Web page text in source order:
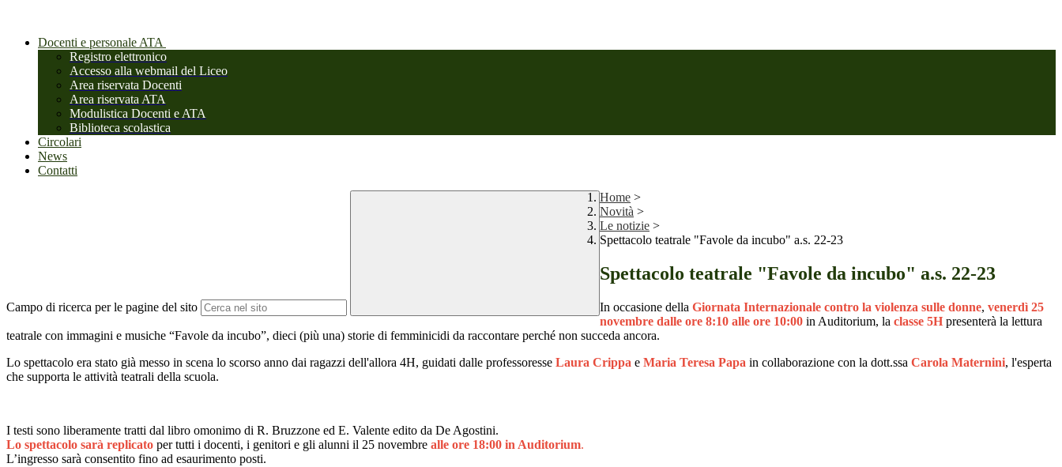
Docenti e personale ATA
Registro elettronico
Accesso alla webmail del Liceo
Area riservata Docenti
Area riservata ATA
Modulistica Docenti e ATA
Biblioteca scolastica
Circolari
News
Contatti
Campo di ricerca per le pagine del sito
Home >
Novità >
Le notizie >
Spettacolo teatrale "Favole da incubo" a.s. 22-23
Spettacolo teatrale "Favole da incubo" a.s. 22-23
In occasione della Giornata Internazionale contro la violenza sulle donne, venerdì 25
novembre dalle ore 8:10 alle ore 10:00 in Auditorium, la classe 5H presenterà la lettura
teatrale con immagini e musiche “Favole da incubo”, dieci (più una) storie di femminicidi da raccontare perché non succeda ancora.
Lo spettacolo era stato già messo in scena lo scorso anno dai ragazzi dell'allora 4H, guidati dalle professoresse Laura Crippa e Maria Teresa Papa in collaborazione con la dott.ssa Carola Maternini, l'esperta
che supporta le attività teatrali della scuola.
I testi sono liberamente tratti dal libro omonimo di R. Bruzzone ed E. Valente edito da De Agostini.
Lo spettacolo sarà replicato per tutti i docenti, i genitori e gli alunni il 25 novembre alle ore 18:00 in Auditorium.
L’ingresso sarà consentito fino ad esaurimento posti.